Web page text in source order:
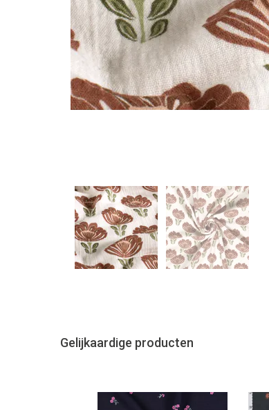
Gelijkaardige producten